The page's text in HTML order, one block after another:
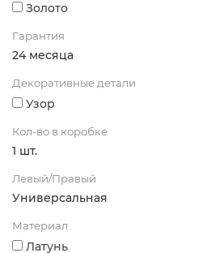
Золото
Гарантия
24 месяца
Декоративные детали
Узор
Кол-во в коробке
1 шт.
Левый/Правый
Универсальная
Материал
Латунь